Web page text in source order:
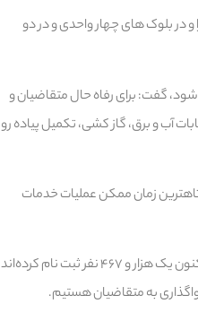
اندیمشک اظهار کرد: این تعداد واحد مسکونی در ۲ سایت مجزا و در بلوک های چهار واحدی و در دو
گفت: برای رفاه حال متقاضیان و
آب و برق، گاز کشی، تکمیل پیاده رو
زمان ممکن عملیات خدمات
وی در خصوص اقدامات انجام شده در ارتباط با طرح جوانی جمعیت در این شهرستان نیر بیان کرد: تاکنون یک هزار و ۴۶۷ نفر ثبت نام کرده‌اند